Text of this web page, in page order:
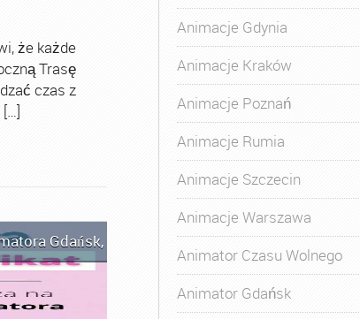
że każde
Trasę
czas z
Gdańsk, Kurs Animatora Gdynia,Kurs
Animacje Gdynia
Animacje Kraków
Animacje Poznań
Animacje Rumia
Animacje Szczecin
Animacje Warszawa
Animator Czasu Wolnego
Animator Gdańsk